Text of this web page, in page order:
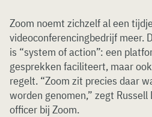
Zoom noemt zichzelf al een
videoconferencingbedrijf meer.
is “system of action”: een
gesprekken faciliteert, maar
regelt. “Zoom zit precies daar
worden genomen,” zegt
officer bij Zoom.